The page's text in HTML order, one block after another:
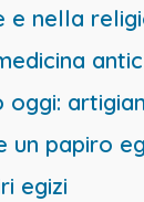
nella
oggi:
un papiro
egizi